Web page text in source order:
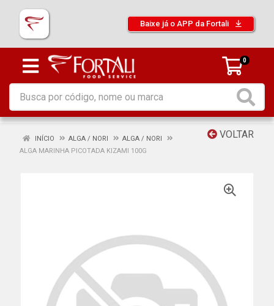
Baixe já o APP da Fortali
0
VOLTAR
INÍCIO ALGA / NORI
ALGA / NORI
ALGA MARINHA PICOTADA KIZAMI 100G